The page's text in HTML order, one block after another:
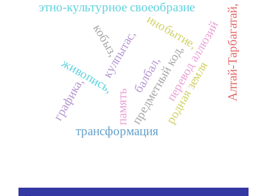
живопись,
графика,
кобыз,
балбал,
кулпытас,предметный код,
инобытие,
память
перевод аллюзий
трансформация
этно-культурное своеобразие Алтай-Тарбагатай,
родная земля